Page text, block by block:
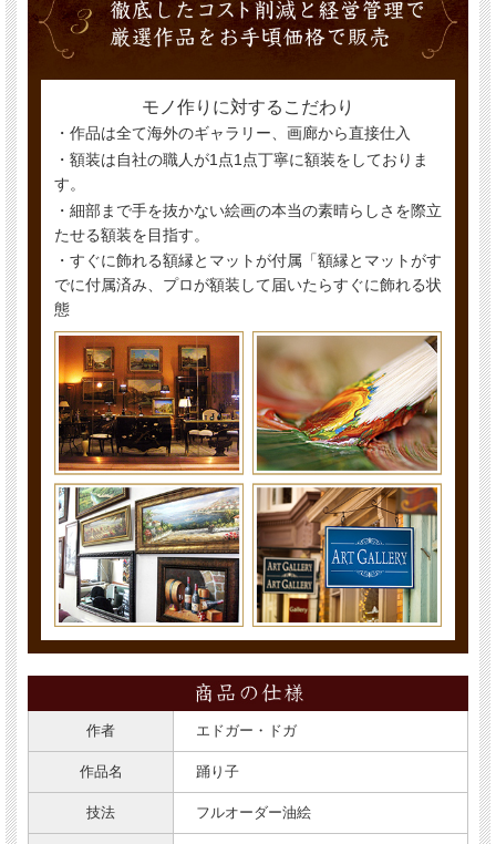
モノ作りに対するこだわり
・作品は全て海外のギャラリー、画廊から直接仕入
・額装は自社の職人が1点1点丁寧に額装をしておりま
す。
・細部まで手を抜かない絵画の本当の素晴らしさを際立
たせる額装を目指す。
・すぐに飾れる額縁とマットが付属「額縁とマットがす
でに付属済み、プロが額装して届いたらすぐに飾れる状
態
作者 エドガー・ドガ
作品名 踊り子
技法 フルオーダー油絵